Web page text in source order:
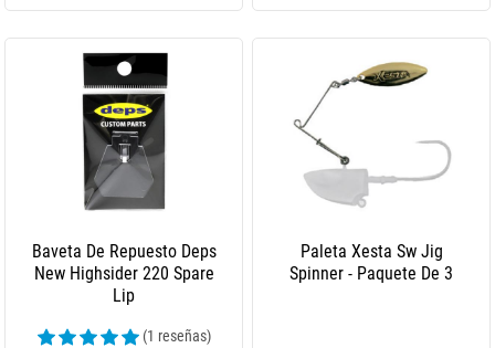
Baveta De Repuesto Deps
New Highsider 220 Spare
Lip
(1 reseñas)
Paleta Xesta Sw Jig
Spinner - Paquete De 3